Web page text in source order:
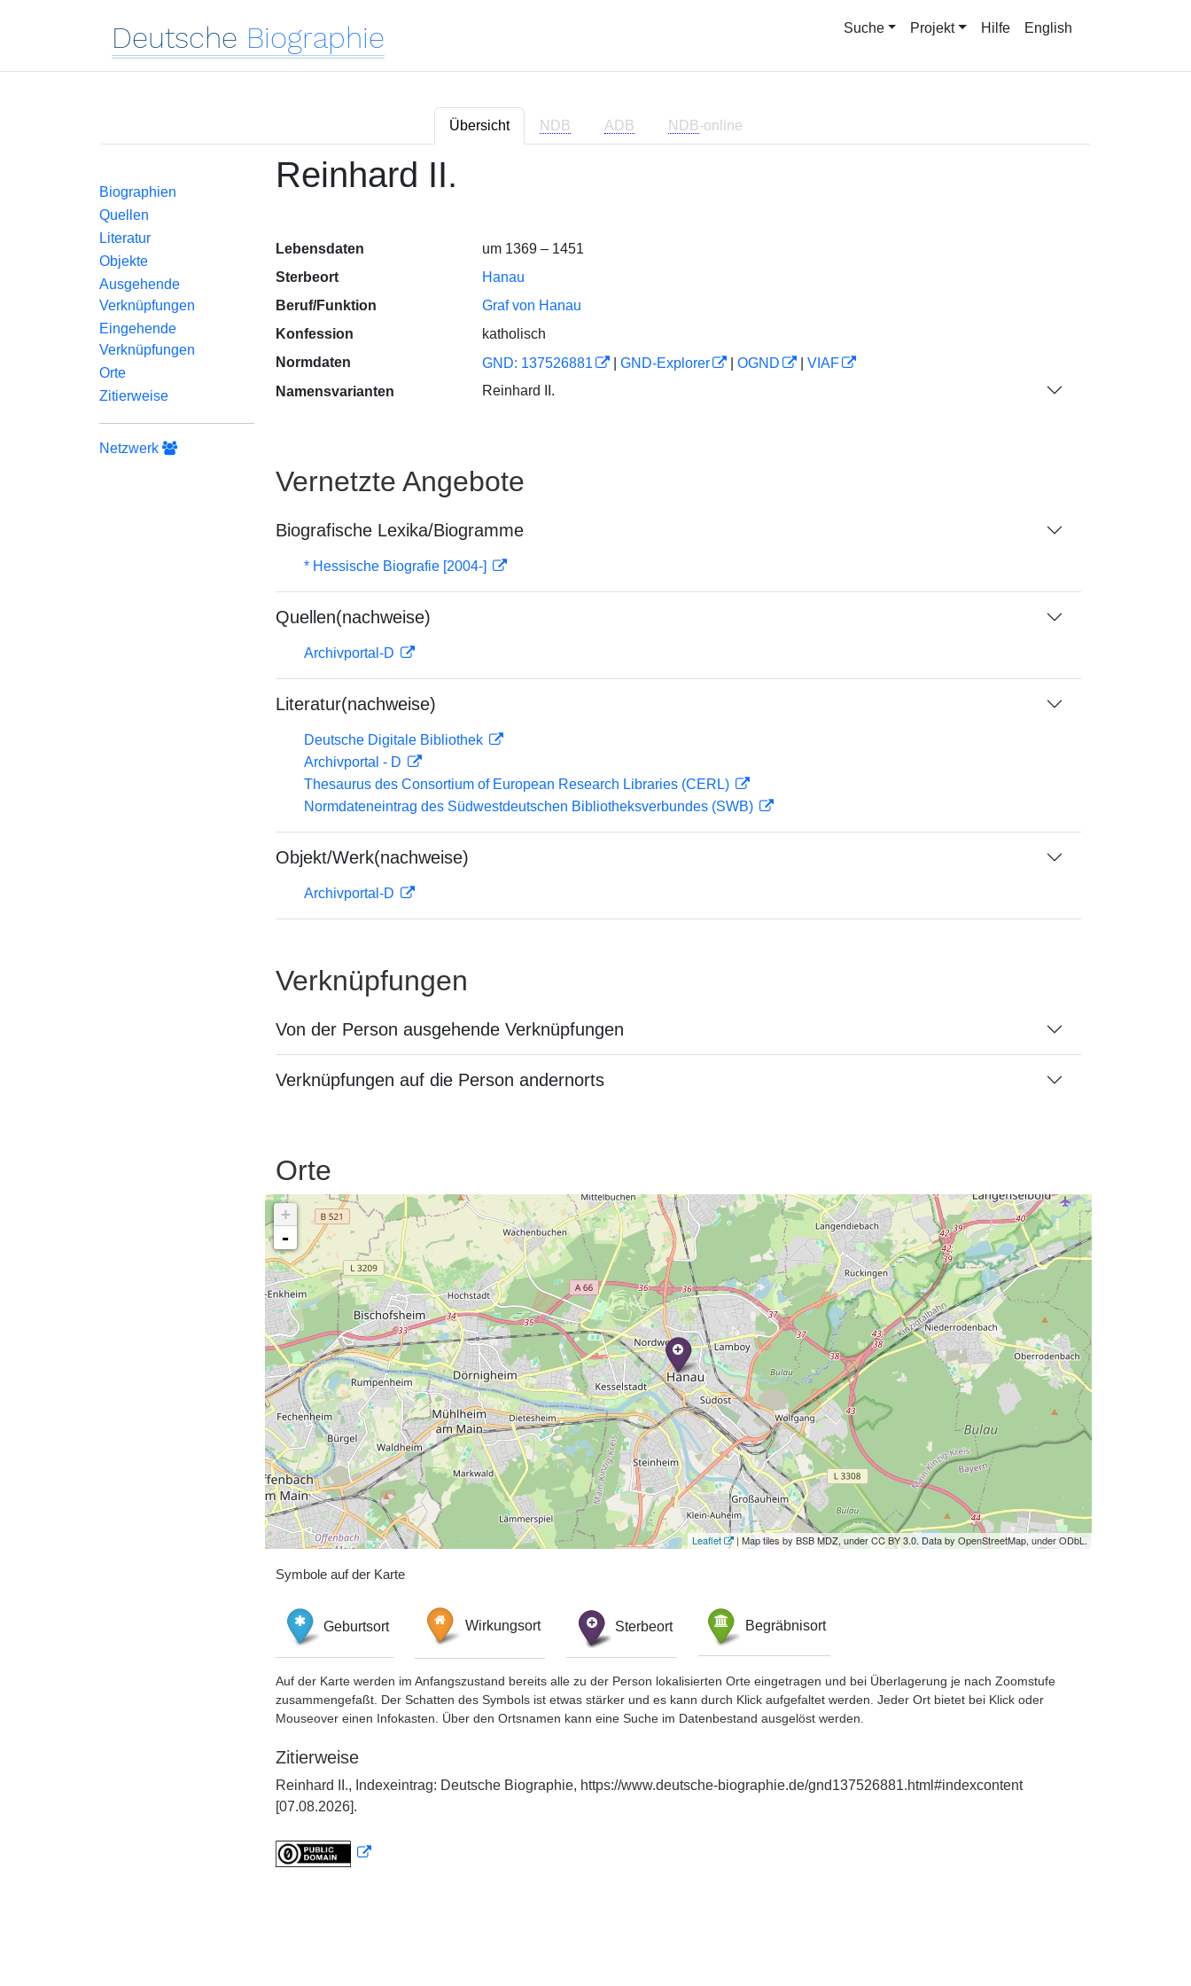
Deutsche Biographie Suche Projekt Hilfe English
Übersicht NDB ADB NDB-online
Biographien
Quellen
Literatur
Objekte
Ausgehende
Verknüpfungen
Eingehende
Verknüpfungen
Orte
Zitierweise
Netzwerk
Reinhard II.
Lebensdaten
um 1369 – 1451
Sterbeort
Hanau
Beruf/Funktion
Graf von Hanau
Konfession
katholisch
Normdaten
GND: 137526881 GND-Explorer OGND
VIAF
Namensvarianten
Reinhard II.
Vernetzte Angebote
Biografische Lexika/Biogramme
* Hessische Biografie [2004-]
Quellen(nachweise)
Archivportal-D
Literatur(nachweise)
Deutsche Digitale Bibliothek
Archivportal - D
Thesaurus des Consortium of European Research Libraries (CERL)
Normdateneintrag des Südwestdeutschen Bibliotheksverbundes (SWB)
Objekt/Werk(nachweise)
Archivportal-D
Verknüpfungen
Von der Person ausgehende Verknüpfungen
Verknüpfungen auf die Person andernorts
Orte
+
-
Leaflet | Map tiles by BSB MDZ, under CC BY 3.0. Data by OpenStreetMap, under ODbL.
Symbole auf der Karte
Geburtsort Wirkungsort Sterbeort Begräbnisort
Auf der Karte werden im Anfangszustand bereits alle zu der Person lokalisierten Orte eingetragen und bei Überlagerung je nach Zoomstufe
zusammengefaßt. Der Schatten des Symbols ist etwas stärker und es kann durch Klick aufgefaltet werden. Jeder Ort bietet bei Klick oder
Mouseover einen Infokasten. Über den Ortsnamen kann eine Suche im Datenbestand ausgelöst werden.
Zitierweise
Reinhard II., Indexeintrag: Deutsche Biographie, https://www.deutsche-biographie.de/gnd137526881.html#indexcontent
[07.08.2026].